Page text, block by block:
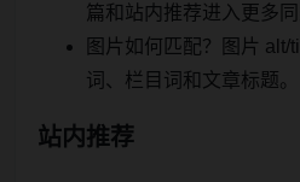
篇和站内推荐进入更多同
图片如何匹配？图片
词、栏目词和文章标题。
站内推荐